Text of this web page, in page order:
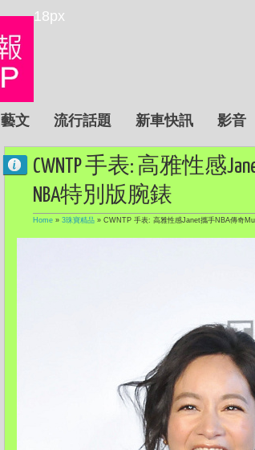
18px
藝文 流行話題 新車快訊 影音
CWNTP 手表: 高雅性感
NBA特別版腕錶
Home » 3珠寶精品 » CWNTP 手表: 高雅性感Janet攜手NBA傳奇